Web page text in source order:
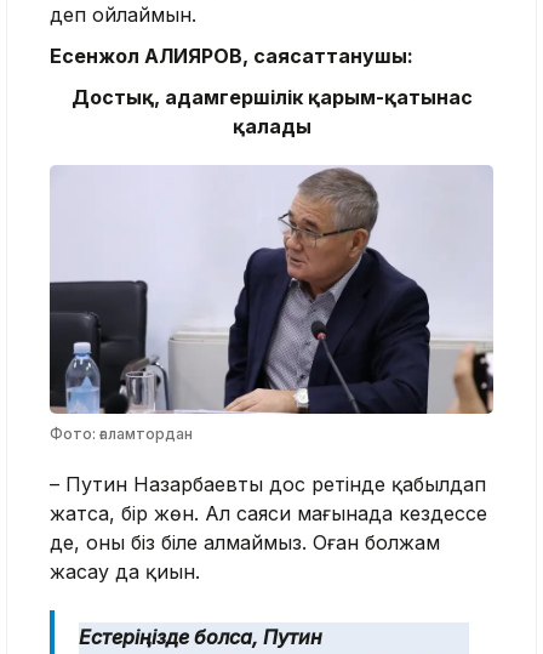
деп ойлаймын.
Есенжол АЛИЯРОВ, саясаттанушы:
Достық, адамгершілік қарым-қатынас
қалады
Фото: ғаламтордан
– Путин Назарбаевты дос ретінде қабылдап
жатса, бір жөн. Ал саяси мағынада кездессе
де, оны біз біле алмаймыз. Оған болжам
жасау да қиын.
Естеріңізде болса, Путин